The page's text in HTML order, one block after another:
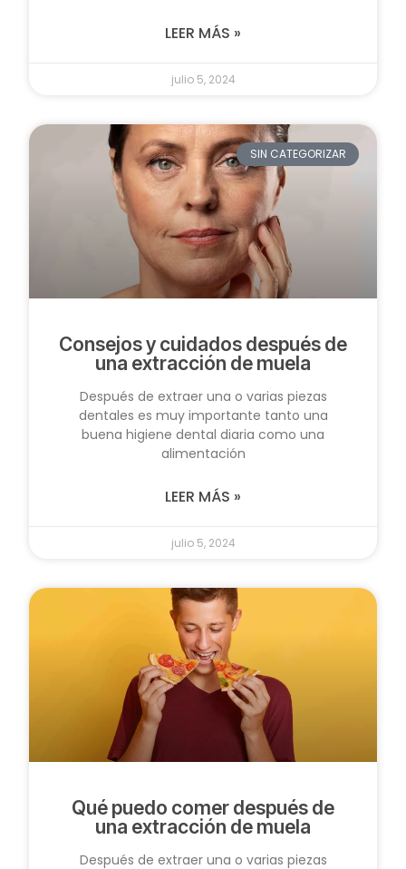
LEER MÁS »
julio 5, 2024
SIN CATEGORIZAR
Consejos y cuidados después de
una extracción de muela
Después de extraer una o varias piezas
dentales es muy importante tanto una
buena higiene dental diaria como una
alimentación
LEER MÁS »
julio 5, 2024
Qué puedo comer después de
una extracción de muela
Después de extraer una o varias piezas